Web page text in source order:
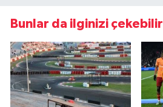
Bunlar da ilginizi çekebilir